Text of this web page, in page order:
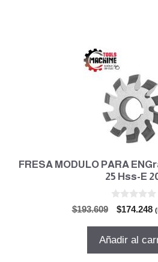
FRESA MODULO PARA
25 Hss-E
$193.609
El
original
$174.248
Añadir al